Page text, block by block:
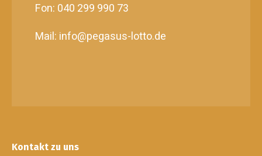
Fon: 040 299 990 73
Mail: info@pegasus-lotto.de
Kontakt zu uns